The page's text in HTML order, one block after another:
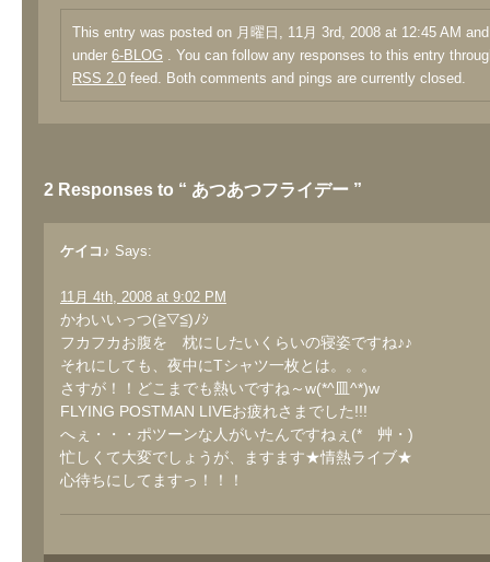
This entry was posted on 月曜日, 11月 3rd, 2008 at 12:45 AM
under 6-BLOG . You can follow any responses to this entry
RSS 2.0 feed. Both comments and pings are currently closed.
2 Responses to “ あつあつフライデー ”
ケイコ♪ Says:
11月 4th, 2008 at 9:02 PM
かわいいっつ(≧▽≦)ﾉｼ
フカフカお腹を 枕にしたいくらいの寝姿ですね♪♪
それにしても、夜中にTシャツ一枚とは。。。
さすが！！どこまでも熱いですね～w(*^皿^*)w
FLYING POSTMAN LIVEお疲れさまでした!!!
へぇ・・・ポツーンな人がいたんですねぇ(*ゝ艸・)
忙しくて大変でしょうが、ますます★情熱ライブ★
心待ちにしてますっ！！！